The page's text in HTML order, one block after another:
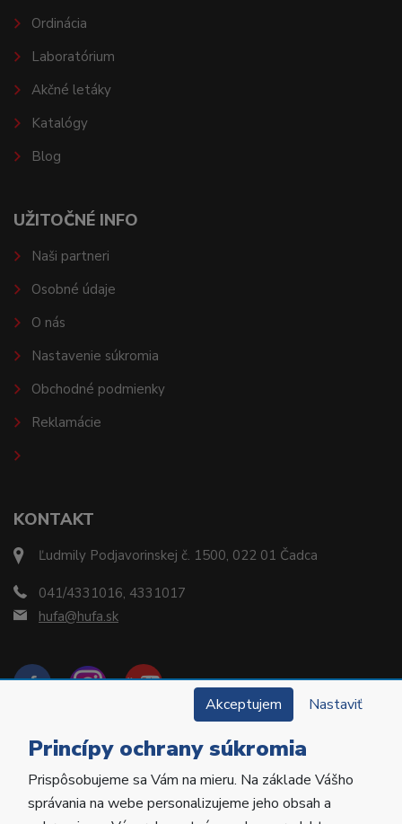
KONTAKT
Ľudmily Podjavorinskej č. 1500, 022 01 Čadca
041/4331016, 4331017
hufa@hufa.sk
Ordinácia
Laboratórium
Akčné letáky
Katalógy
Blog
UŽITOČNÉ INFO
Naši partneri
Osobné údaje
O nás
Nastavenie súkromia
Obchodné podmienky
Reklamácie
Copyright © 2022 Hu-Fa Dental a.s. Všetky práva
vyhradené.
Akceptujem Nastaviť
Princípy ochrany súkromia
Prispôsobujeme sa Vám na mieru. Na základe Vášho
správania na webe personalizujeme jeho obsah a